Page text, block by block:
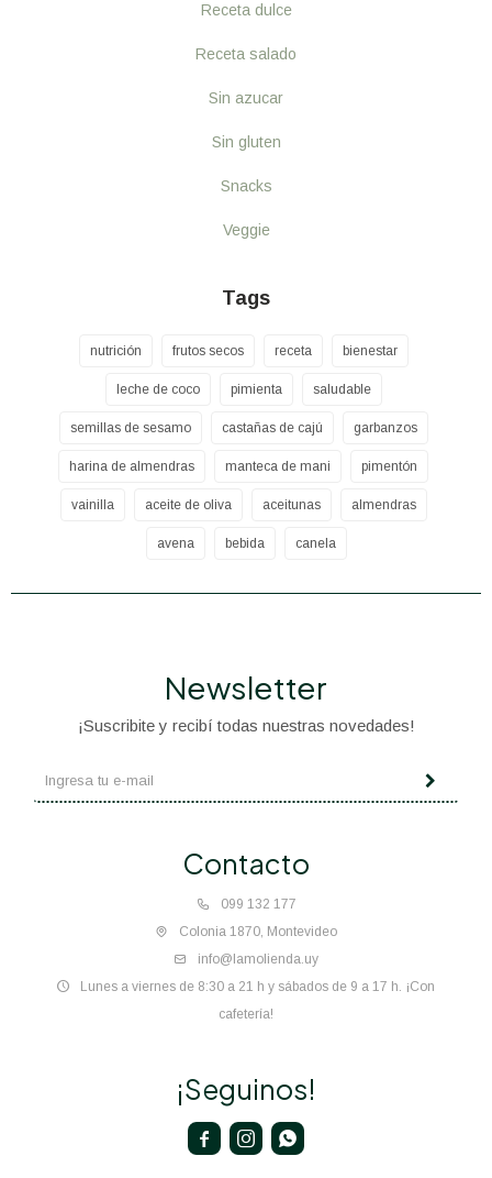
Receta dulce
Receta salado
Sin azucar
Sin gluten
Snacks
Veggie
Tags
nutrición frutos secos receta bienestar
leche de coco pimienta saludable
semillas de sesamo castañas de cajú garbanzos
harina de almendras manteca de mani pimentón
vainilla aceite de oliva aceitunas almendras
avena bebida canela
Contacto
099 132 177
Colonia 1870, Montevideo
info@lamolienda.uy
Lunes a viernes de 8:30 a 21 h y sábados de 9 a 17 h. ¡Con
cafetería!
Newsletter
¡Suscribite y recibí todas nuestras novedades!
¡Seguinos!
  